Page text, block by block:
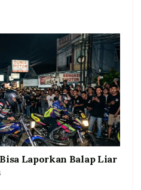
Laporkan Balap Liar